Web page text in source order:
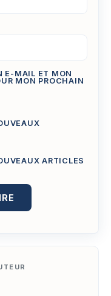
E-MAIL ET MON
MON PROCHAIN
ARTICLES